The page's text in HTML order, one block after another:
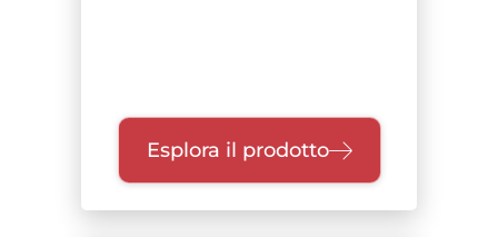
Esplora il prodotto